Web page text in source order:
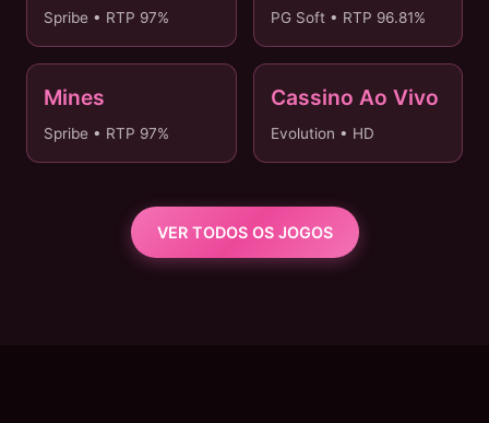
Spribe • RTP 97% PG Soft • RTP 96.81%
Mines
Spribe • RTP 97%
🔴 AO VIVO
Cassino Ao Vivo
Evolution • HD
VER TODOS OS JOGOS